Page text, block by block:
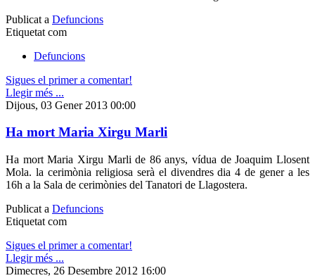
Publicat a Defuncions
Etiquetat com
Defuncions
Sigues el primer a comentar!
Llegir més ...
Dijous, 03 Gener 2013 00:00
Ha mort Maria Xirgu Marli
Ha mort Maria Xirgu Marli de 86 anys, vídua de Joaquim Llosent
Mola. la cerimònia religiosa serà el divendres dia 4 de gener a les
16h a la Sala de cerimònies del Tanatori de Llagostera.
Publicat a Defuncions
Etiquetat com
Sigues el primer a comentar!
Llegir més ...
Dimecres, 26 Desembre 2012 16:00